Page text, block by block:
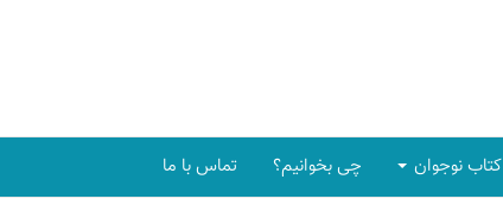
كتاب نوجوان چی بخوانیم؟ تماس با ما